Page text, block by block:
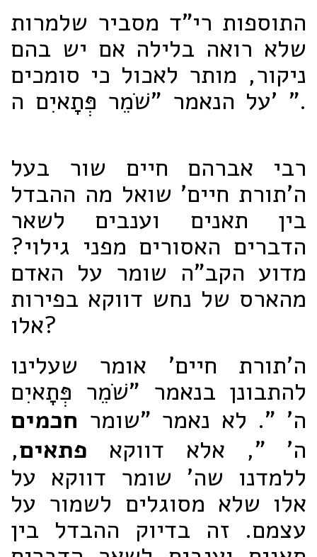
התוספות רי"ד מסביר שלמרות
שלא רואה בלילה אם יש בהם
ניקור, מותר לאכול כי סומכים
על הנאמר "שֹׁמֵר פְּתָאיִם ה' ".
רבי אברהם חיים שור בעל
ה'תורת חיים' שואל מה ההבדל
בין תאנים וענבים לשאר
הדברים האסורים מפני גילוי?
מדוע הקב"ה שומר על האדם
מהארס של נחש דווקא בפירות
אלו?
ה'תורת חיים' אומר שעלינו
להתבונן בנאמר "שֹׁמֵר פְּתָאיִם
ה' ". לא נאמר "שומר חכמים
ה' ", אלא דווקא פתאים,
ללמדנו שה' שומר דווקא על
אלו שלא מסוגלים לשמור על
עצמם. זה בדיוק ההבדל בין